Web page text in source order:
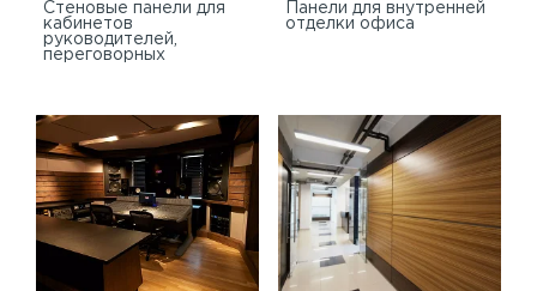
Стеновые панели для
кабинетов
руководителей,
переговорных
Панели для внутренней
отделки офиса